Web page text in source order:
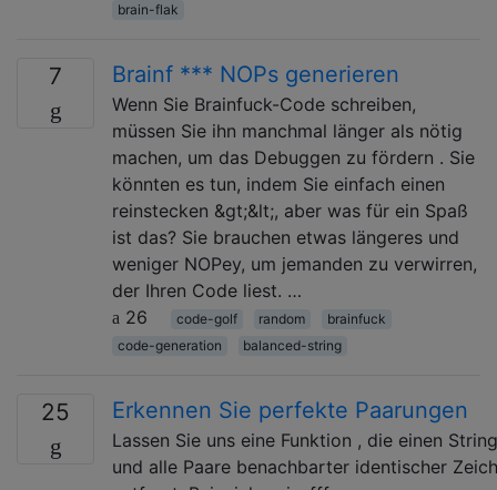
brain-flak
7 Brainf *** NOPs generieren
Wenn Sie Brainfuck-Code schreiben,
müssen Sie ihn manchmal länger als nötig
machen, um das Debuggen zu fördern . Sie
könnten es tun, indem Sie einfach einen
reinstecken &gt;&lt;, aber was für ein Spaß
ist das? Sie brauchen etwas längeres und
weniger NOPey, um jemanden zu verwirren,
der Ihren Code liest. …
26
code-golf random
brainfuck
code-generation
balanced-string
25 Erkennen Sie perfekte Paarungen
Lassen Sie uns eine Funktion , die einen
und alle Paare benachbarter identischer